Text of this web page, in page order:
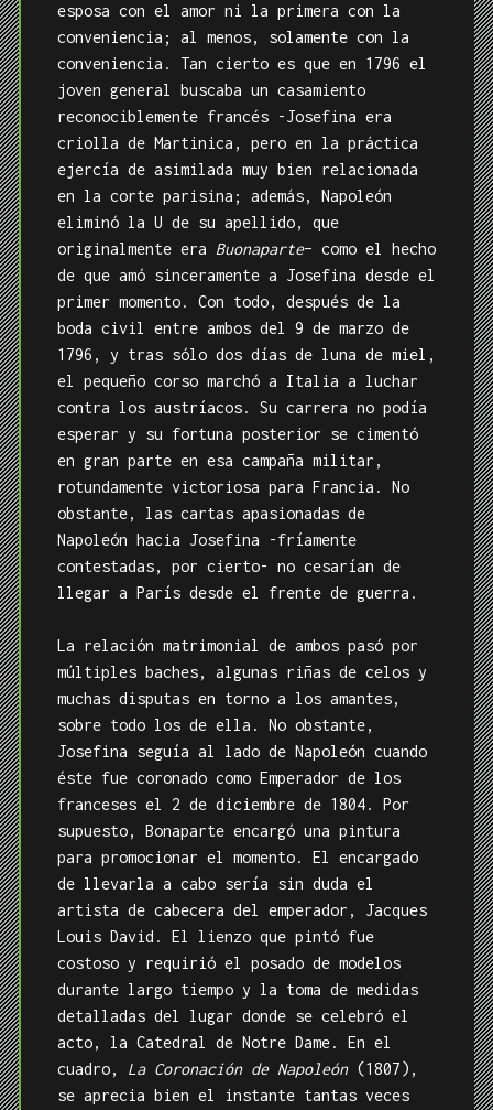
esposa con el amor ni la primera con la
conveniencia; al menos, solamente con la
conveniencia. Tan cierto es que en 1796 el
joven general buscaba un casamiento
reconociblemente francés -Josefina era
criolla de Martinica, pero en la práctica
ejercía de asimilada muy bien relacionada
en la corte parisina; además, Napoleón
eliminó la U de su apellido, que
originalmente era Buonaparte– como el hecho
de que amó sinceramente a Josefina desde el
primer momento. Con todo, después de la
boda civil entre ambos del 9 de marzo de
1796, y tras sólo dos días de luna de miel,
el pequeño corso marchó a Italia a luchar
contra los austríacos. Su carrera no podía
esperar y su fortuna posterior se cimentó
en gran parte en esa campaña militar,
rotundamente victoriosa para Francia. No
obstante, las cartas apasionadas de
Napoleón hacia Josefina -fríamente
contestadas, por cierto- no cesarían de
llegar a París desde el frente de guerra.
La relación matrimonial de ambos pasó por
múltiples baches, algunas riñas de celos y
muchas disputas en torno a los amantes,
sobre todo los de ella. No obstante,
Josefina seguía al lado de Napoleón cuando
éste fue coronado como Emperador de los
franceses el 2 de diciembre de 1804. Por
supuesto, Bonaparte encargó una pintura
para promocionar el momento. El encargado
de llevarla a cabo sería sin duda el
artista de cabecera del emperador, Jacques
Louis David. El lienzo que pintó fue
costoso y requirió el posado de modelos
durante largo tiempo y la toma de medidas
detalladas del lugar donde se celebró el
acto, la Catedral de Notre Dame. En el
cuadro, La Coronación de Napoleón(1807),
se aprecia bien el instante tantas veces